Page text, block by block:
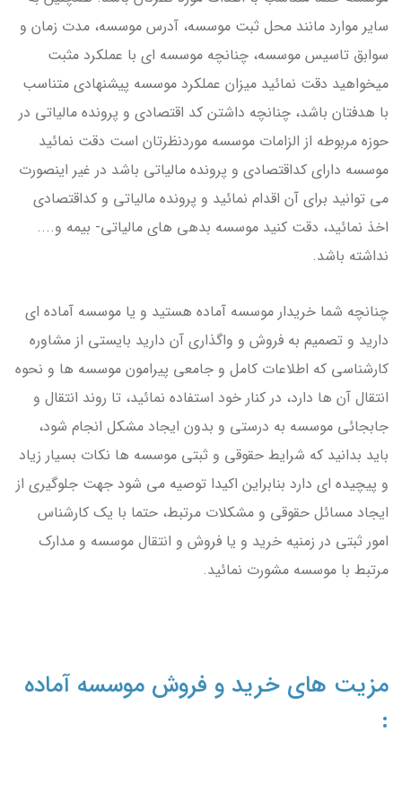
سایر موارد مانند محل ثبت موسسه، آدرس موسسه، مدت زمان و
سوابق تاسیس موسسه، چنانچه موسسه ای با عملکرد مثبت
میخواهید دقت نمائید میزان عملکرد موسسه پیشنهادی متناسب
با هدفتان باشد، چنانچه داشتن کد اقتصادی و پرونده مالیاتی در
حوزه مربوطه از الزامات موسسه موردنظرتان است دقت نمائید
موسسه دارای کداقتصادی و پرونده مالیاتی باشد در غیر اینصورت
می توانید برای آن اقدام نمائید و پرونده مالیاتی و کداقتصادی
اخذ نمائید، دقت کنید موسسه بدهی های مالیاتی- بیمه و....
نداشته باشد.
چنانچه شما خریدار موسسه آماده هستید و یا موسسه آماده ای
دارید و تصمیم به فروش و واگذاری آن دارید بایستی از مشاوره
کارشناسی که اطلاعات کامل و جامعی پیرامون موسسه ها و نحوه
انتقال آن ها دارد، در کنار خود استفاده نمائید، تا روند انتقال و
جابجائی موسسه به درستی و بدون ایجاد مشکل انجام شود،
باید بدانید که شرایط حقوقی و ثبتی موسسه ها نکات بسیار زیاد
و پیچیده ای دارد بنابراین اکیدا توصیه می شود جهت جلوگیری از
ایجاد مسائل حقوقی و مشکلات مرتبط، حتما با یک کارشناس
امور ثبتی در زمنیه خرید و یا فروش و انتقال موسسه و مدارک
مرتبط با موسسه مشورت نمائید.
مزیت های خرید و فروش موسسه آماده
: